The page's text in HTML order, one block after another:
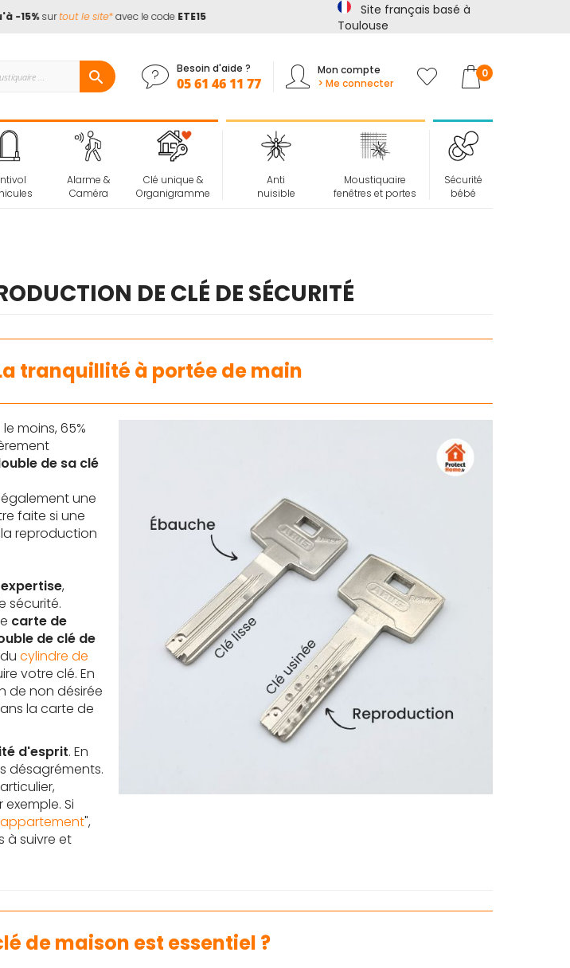
surtout le site*avec le codeETE15 🏖️ La sécurité ne prend pas de vacances !
Site français basé à
Toulouse
Besoin d'aide ?
05 61 46 11 77
Mon compte
> Me connecter
Mon panier
0
Alarme &
Caméra
Clé unique &
Organigramme
Anti
nuisible
Moustiquaire
fenêtres et portes
Sécurité
bébé
DE CLÉ DE SÉCURITÉ
tranquillité à portée de main
moins, 65%
de sa clé
une
faite si une
reproduction
,
sécurité.
carte de
de clé de
cylindre de
votre clé. En
de non désirée
la carte de
d'esprit. En
désagréments.
Si
",
à suivre et
de maison est essentiel ?